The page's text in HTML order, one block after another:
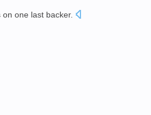
on one last backer.